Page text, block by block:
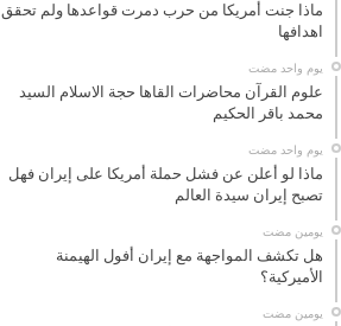
ماذا جنت أمريكا من حرب دمرت قواعدها ولم تحقق
اهدافها
‏يوم واحد مضت
علوم القرآن محاضرات القاها حجة الاسلام السيد
محمد باقر الحكيم
‏يوم واحد مضت
ماذا لو أعلن عن فشل حملة أمريكا على إيران فهل
تصبح إيران سيدة العالم
‏يومين مضت
هل تكشف المواجهة مع إيران أفول الهيمنة
الأميركية؟
‏يومين مضت